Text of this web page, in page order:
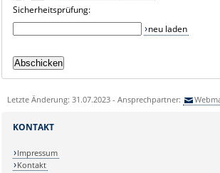
Sicherheitsprüfung:
neu laden
Letzte Änderung: 31.07.2023 - Ansprechpartner:
KONTAKT
Impressum
Kontakt